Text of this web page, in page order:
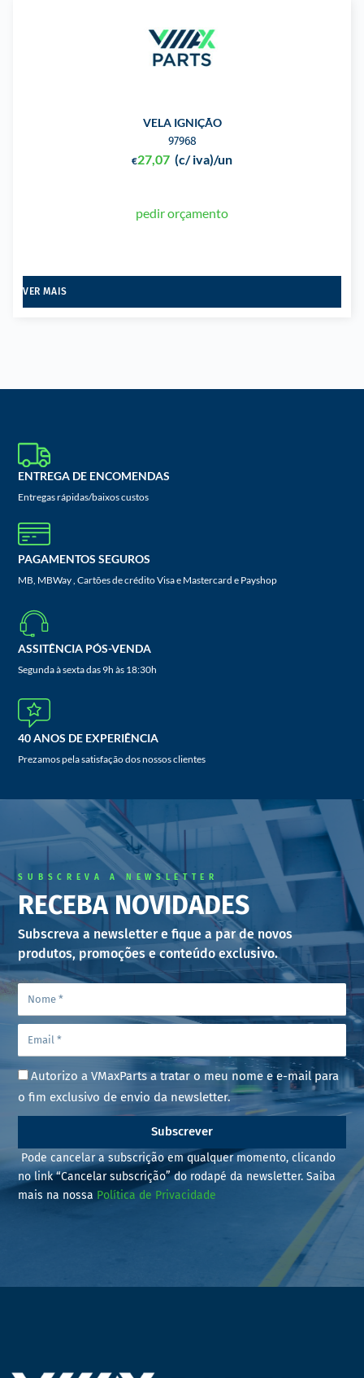
VELA IGNIÇÃO
97968
€27,07 (c/ iva)/un
pedir orçamento
VER MAIS
ENTREGA DE ENCOMENDAS
Entregas rápidas/baixos custos
PAGAMENTOS SEGUROS
MB, MBWay , Cartões de crédito Visa e Mastercard e Payshop
ASSITÊNCIA PÓS-VENDA
Segunda à sexta das 9h às 18:30h
40 ANOS DE EXPERIÊNCIA
Prezamos pela satisfação dos nossos clientes
SUBSCREVA A NEWSLETTER
RECEBA NOVIDADES
Subscreva a newsletter e fique a par de novos
produtos, promoções e conteúdo exclusivo.
Autorizo a VMaxParts a tratar o meu nome e e-mail para
o fim exclusivo de envio da newsletter.
Subscrever
Pode cancelar a subscrição em qualquer momento, clicando
no link “Cancelar subscrição” do rodapé da newsletter. Saiba
mais na nossa Política de Privacidade